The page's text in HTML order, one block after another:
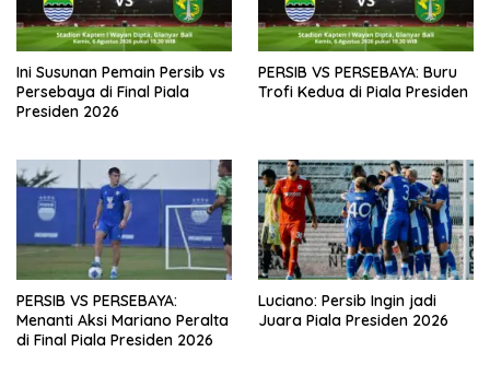
Ini Susunan Pemain Persib vs
Persebaya di Final Piala
Presiden 2026
PERSIB VS PERSEBAYA: Buru
Trofi Kedua di Piala Presiden
PERSIB VS PERSEBAYA:
Menanti Aksi Mariano Peralta
di Final Piala Presiden 2026
Luciano: Persib Ingin jadi
Juara Piala Presiden 2026